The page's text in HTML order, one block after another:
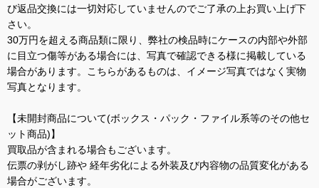
び返品交換には一切対応していませんのでご了承の上お買い上げ下
さい。
30万円を超える商品類に限り、弊社の検品時にケースの内部や外部
に目立つ傷等がある場合には、写真で確認できる様に掲載している
場合があります。こちらがあるものは、イメージ写真ではなく実物
写真となります。
【未開封商品について(ボックス・パック・ファイル系等のその他セ
ット商品)】
買取品が含まれる場合もございます。
伝票の剥がし跡や 経年劣化による外装及び内容物の品質変化がある
場合がございます。